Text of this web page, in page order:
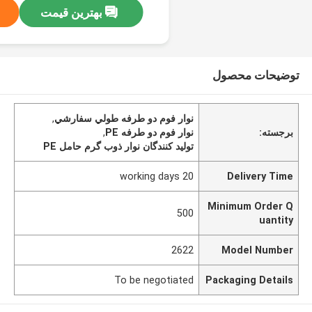
بهترین قیمت
توضیحات محصول
برجسته:
نوار فوم دو طرفه طولي سفارشي,
نوار فوم دو طرفه PE
,
تولید کنندگان نوار ذوب گرم حامل PE
Delivery Time
20 working days
Minimum Order Q
uantity
500
Model Number
2622
Packaging Details
To be negotiated